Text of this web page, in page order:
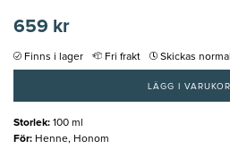
659 kr
Finns i lager Fri frakt Skickas
LÄGG I
Storlek: 100 ml
För: Henne, Honom